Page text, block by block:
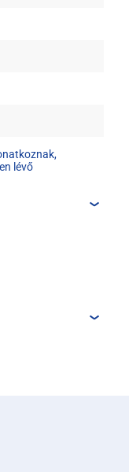
lévő